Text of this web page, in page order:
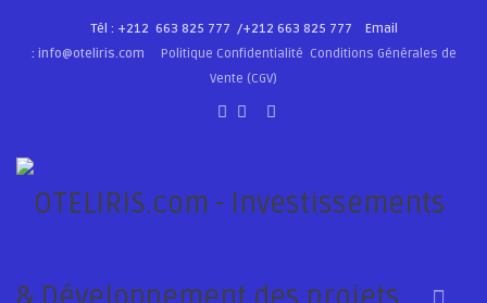
Tél : +212 663 825 777 /+212 663 825 777
Email
: info@oteliris.com Politique Confidentialité Conditions Générales de
Vente (CGV)